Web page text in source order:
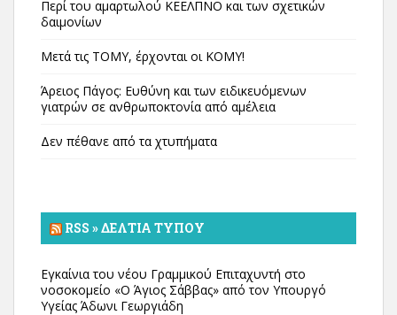
Περί του αμαρτωλού ΚΕΕΛΠΝΟ και των σχετικών
δαιμονίων
Μετά τις ΤΟΜΥ, έρχονται οι ΚΟΜΥ!
Άρειος Πάγος: Ευθύνη και των ειδικευόμενων
γιατρών σε ανθρωποκτονία από αμέλεια
Δεν πέθανε από τα χτυπήματα
RSS » ΔΕΛΤΊΑ ΤΎΠΟΥ
Εγκαίνια του νέου Γραμμικού Επιταχυντή στο
νοσοκομείο «Ο Άγιος Σάββας» από τον Υπουργό
Υγείας Άδωνι Γεωργιάδη